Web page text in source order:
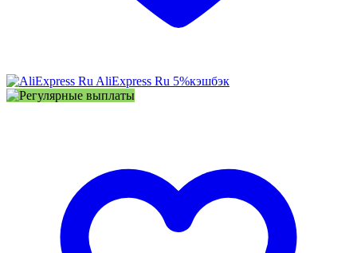
AliExpress Ru 5%кэшбэк